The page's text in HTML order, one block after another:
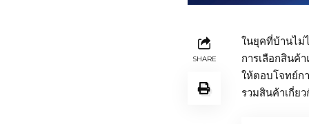
SHARE
ในยุคที่บ้านไม่
การเลือกสินค้
ให้ตอบโจทย์ก
รวมสินค้าเกี่ย